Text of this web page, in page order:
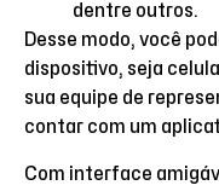
dentre outros.
Desse modo, você
dispositivo, seja
sua equipe de
contar com um
Com interface